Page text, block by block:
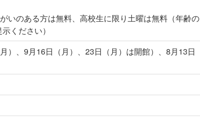
いのある方は無料、高校生に限り土曜は無料（年齢の
ください）
）、9月16日（月）、23日（月）は開館）、8月13日